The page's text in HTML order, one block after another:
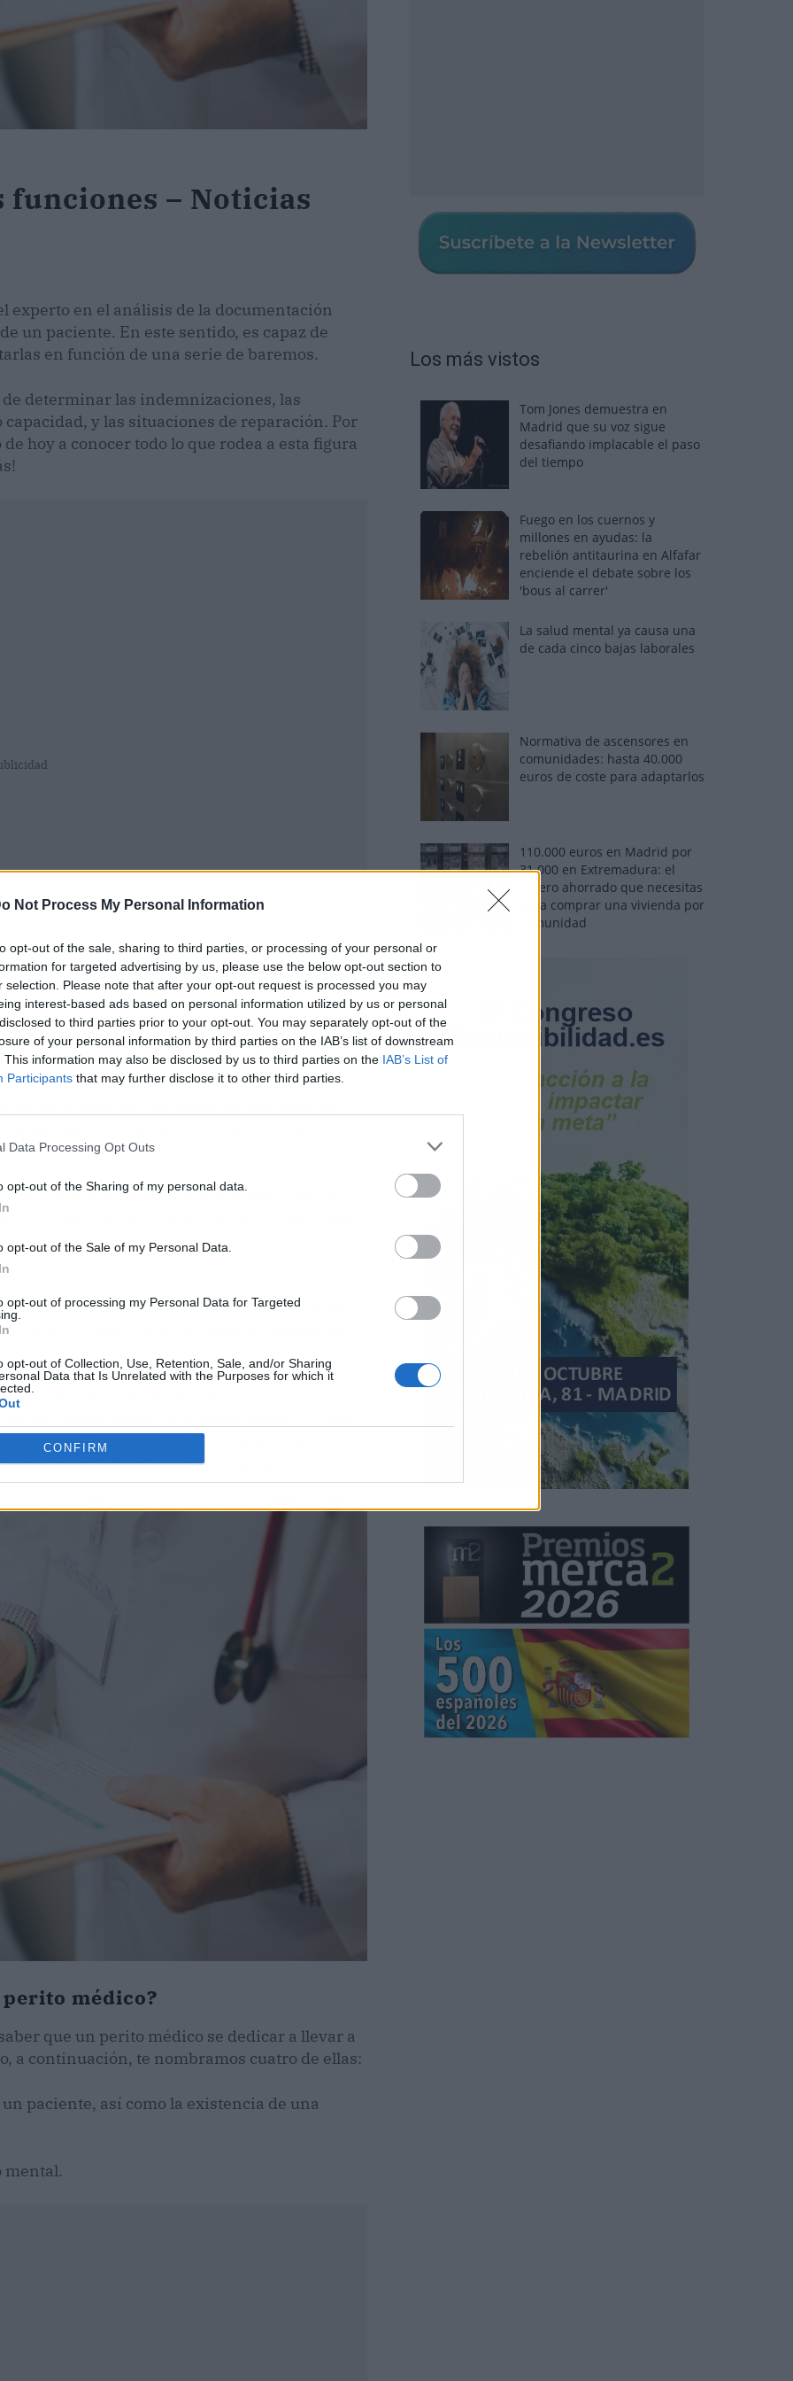
Not Process My Personal Information
opt-out of the sale, sharing to third parties, or processing of your personal or
for targeted advertising by us, please use the below opt-out section to
selection. Please note that after your opt-out request is processed you may
interest-based ads based on personal information utilized by us or personal
to third parties prior to your opt-out. You may separately opt-out of the
of your personal information by third parties on the IAB’s list of downstream
This information may also be disclosed by us to third parties on the IAB’s List of
Participants that may further disclose it to other third parties.
Data Processing Opt Outs
opt-out of the Sharing of my personal data.
opt-out of the Sale of my Personal Data.
opt-out of processing my Personal Data for Targeted
opt-out of Collection, Use, Retention, Sale, and/or Sharing
Data that Is Unrelated with the Purposes for which it
CONFIRM
funciones – Noticias
experto en el análisis de la documentación
un paciente. En este sentido, es capaz de
en función de una serie de baremos.
determinar las indemnizaciones, las
y las situaciones de reparación. Por
hoy a conocer todo lo que rodea a esta figura
es la persona que valora un conjunto de
informar y documentar a los jueces para,
con respecto al ámbito laboral.
ya que se trata de una actividad que no
a la vez, a todas. Por este motivo, observarás
se centra en hacer peritaciones en
de un juez con respecto a un paciente,
para saber qué baremos aplicar en
médico se centra en explicar, así como
dirimir sobre un asunto médico. Por ello,
entre Derecho y Medicina que obra
¡De ahí su importancia!
médico?
que un perito médico se dedicar a llevar a
a continuación, te nombramos cuatro de ellas:
paciente, así como la existencia de una
mental.
Los más vistos
Tom Jones demuestra en
Madrid que su voz sigue
desafiando implacable el paso
del tiempo
Fuego en los cuernos y
millones en ayudas: la
rebelión antitaurina en Alfafar
enciende el debate sobre los
'bous al carrer'
La salud mental ya causa una
de cada cinco bajas laborales
Normativa de ascensores en
comunidades: hasta 40.000
euros de coste para adaptarlos
110.000 euros en Madrid por
31.000 en Extremadura: el
dinero ahorrado que necesitas
para comprar una vivienda por
comunidad